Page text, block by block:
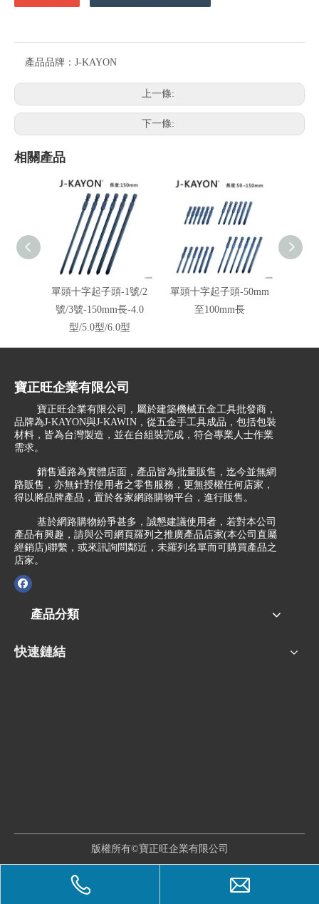
產品品牌： J-KAYON
上一條:
下一條:
相關產品
單頭十字起子頭-1號/2
號/3號-150mm長-4.0
型/5.0型/6.0型
單頭十字起子頭-50mm
至100mm長
寶正旺企業有限公司
寶正旺企業有限公司，屬於建築機械五金工具批發商，
品牌為J-KAYON與J-KAWIN，從五金手工具成品，包括包裝
材料，皆為台灣製造，並在台組裝完成，符合專業人士作業
需求。
銷售通路為實體店面，產品皆為批量販售，迄今並無網
路販售，亦無針對使用者之零售服務，更無授權任何店家，
得以將品牌產品，置於各家網路購物平台，進行販售。
基於網路購物紛爭甚多，誠懇建議使用者，若對本公司
產品有興趣，請與公司網頁羅列之推廣產品店家(本公司直屬
經銷店)聯繫，或來訊詢問鄰近，未羅列名單而可購買產品之
店家。
產品分類
快速鏈結
版權所有©寶正旺企業有限公司